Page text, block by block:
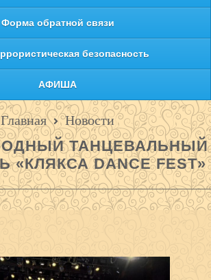
Форма обратной связи
безопасность
АФИША
Главная Новости
ТАНЦЕВАЛЬНЫЙ
DANCE FEST»